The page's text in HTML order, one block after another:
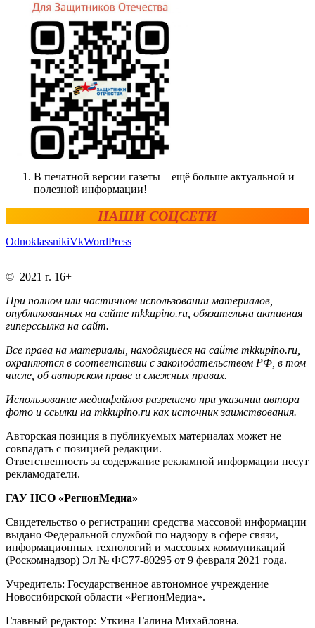
В печатной версии газеты – ещё больше актуальной и
полезной информации!
НАШИ СОЦСЕТИ
OdnoklassnikiVkWordPress
© 2021 г. 16+
При полном или частичном использовании материалов,
опубликованных на сайте mkkupino.ru, обязательна активная
гиперссылка на сайт.
Все права на материалы, находящиеся на сайте mkkupino.ru,
охраняются в соответствии с законодательством РФ, в том
числе, об авторском праве и смежных правах.
Использование медиафайлов разрешено при указании автора
фото и ссылки на mkkupino.ru как источник заимствования.
Авторская позиция в публикуемых материалах может не
совпадать с позицией редакции.
Ответственность за содержание рекламной информации несут
рекламодатели.
ГАУ НСО «РегионМедиа»
Свидетельство о регистрации средства массовой информации
выдано Федеральной службой по надзору в сфере связи,
информационных технологий и массовых коммуникаций
(Роскомнадзор) Эл № ФС77-80295 от 9 февраля 2021 года.
Учредитель: Государственное автономное учреждение
Новосибирской области «РегионМедиа».
Главный редактор: Уткина Галина Михайловна.